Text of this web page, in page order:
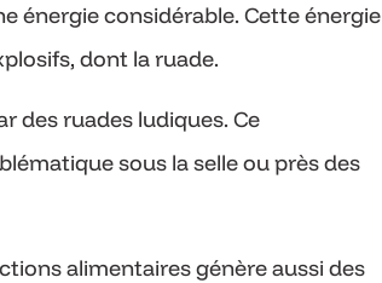
énergie considérable. Cette énergie
dont la ruade.
des ruades ludiques. Ce
sous la selle ou près des
alimentaires génère aussi des